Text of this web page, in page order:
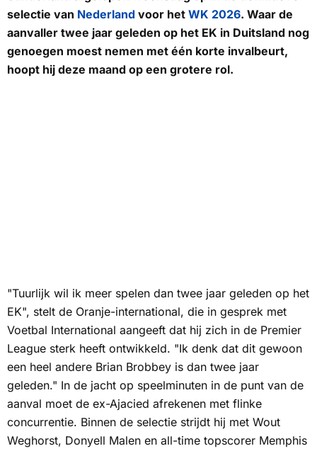
selectie van Nederland voor het WK 2026. Waar de
aanvaller twee jaar geleden op het EK in Duitsland nog
genoegen moest nemen met één korte invalbeurt,
hoopt hij deze maand op een grotere rol.
"Tuurlijk wil ik meer spelen dan twee jaar geleden op het
EK", stelt de Oranje-international, die in gesprek met
Voetbal International aangeeft dat hij zich in de Premier
League sterk heeft ontwikkeld. "Ik denk dat dit gewoon
een heel andere Brian Brobbey is dan twee jaar
geleden." In de jacht op speelminuten in de punt van de
aanval moet de ex-Ajacied afrekenen met flinke
concurrentie. Binnen de selectie strijdt hij met Wout
Weghorst, Donyell Malen en all-time topscorer Memphis